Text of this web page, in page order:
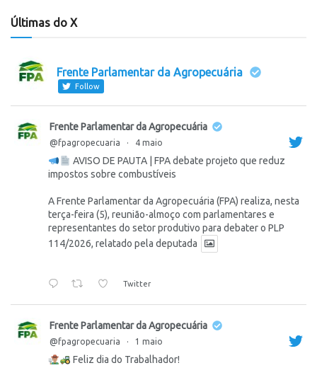
Últimas do X
Frente Parlamentar da Agropecuária
Follow
Frente Parlamentar da Agropecuária
@fpagropecuaria · 4 maio
AVISO DE PAUTA | FPA debate projeto que reduz
impostos sobre combustíveis
A Frente Parlamentar da Agropecuária (FPA) realiza, nesta
terça-feira (5), reunião-almoço com parlamentares e
representantes do setor produtivo para debater o PLP
114/2026, relatado pela deputada
Twitter
Frente Parlamentar da Agropecuária
@fpagropecuaria · 1 maio
Feliz dia do Trabalhador!